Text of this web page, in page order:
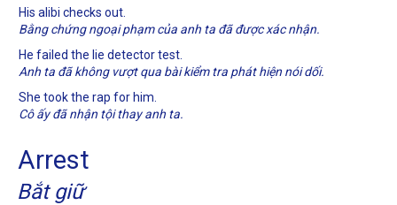
His alibi checks out.
Bằng chứng ngoại phạm của anh ta đã được xác nhận.
He failed the lie detector test.
Anh ta đã không vượt qua bài kiểm tra phát hiện nói dối.
She took the rap for him.
Cô ấy đã nhận tội thay anh ta.
Arrest
Bắt giữ